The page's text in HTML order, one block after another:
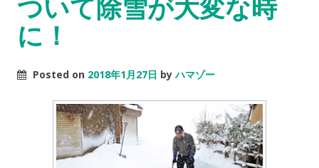
ついて除雪が大変な時
に！
Posted on 2018年1月27日 byハマゾー